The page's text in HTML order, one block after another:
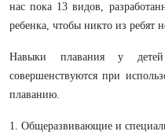
нас пока 13 видов,
ребенка, чтобы никто из ребят
Навыки плавания у
совершенствуются при
плаванию.
1. Общеразвивающие и